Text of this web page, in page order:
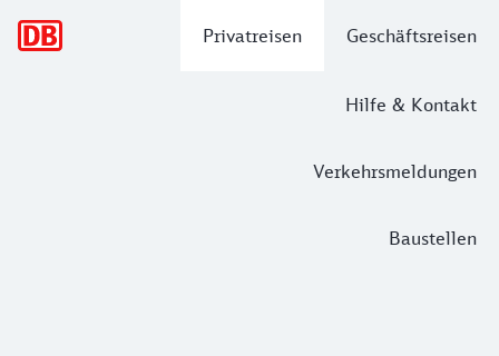
Privatreisen Geschäftsreisen
Hilfe & Kontakt
Verkehrsmeldungen
Baustellen